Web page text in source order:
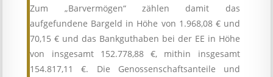
Zum „Barvermögen“ zählen damit das
aufgefundene Bargeld in Höhe von 1.968,08 € und
70,15 € und das Bankguthaben bei der EE in Höhe
von insgesamt 152.778,88 €, mithin insgesamt
154.817,11 €. Die Genossenschaftsanteile und